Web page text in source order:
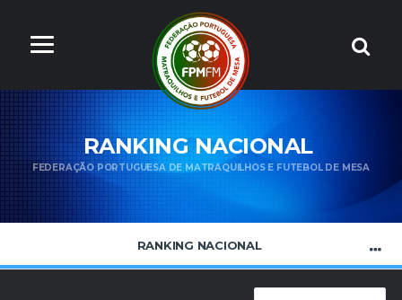
RANKING NACIONAL
FEDERAÇÃO PORTUGUESA DE MATRAQUILHOS E FUTEBOL DE MESA
RANKING NACIONAL